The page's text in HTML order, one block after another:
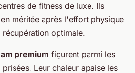
de fitness de luxe. Ils
méritée après l'effort physique
optimale.
premium figurent parmi les
Leur chaleur apaise les